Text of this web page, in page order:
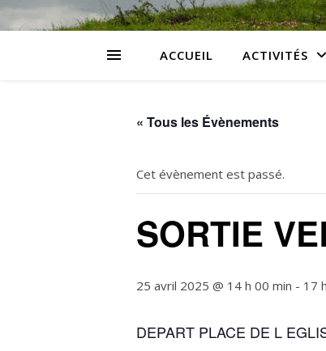
ACCUEIL ACTIVITÉS
« Tous les Évènements
Cet évènement est passé.
SORTIE
25 avril 2025 @ 14 h 00 min - 17
DEPART PLACE DE L